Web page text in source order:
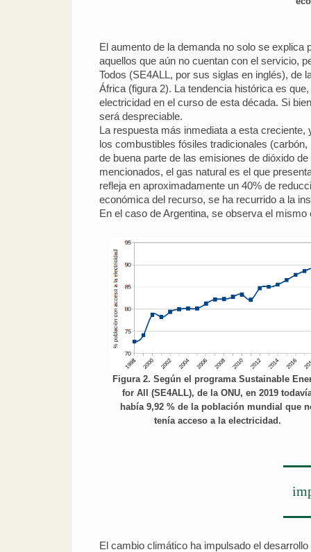
El aumento de la demanda no solo se
aquellos que aún no cuentan con el servicio,
Todos (SE4ALL, por sus siglas en inglés), de
África (figura 2). La tendencia histórica es
electricidad en el curso de esta década. Si
será despreciable.
La respuesta más inmediata a esta
los combustibles fósiles tradicionales
de buena parte de las emisiones de dióxido
mencionados, el gas natural es el que
refleja en aproximadamente un 40% de
económica del recurso, se ha recurrido a la
En el caso de Argentina, se observa el
Figura 2. Según el programa Sustainable
for All (SE4ALL), de la ONU, en 2019
había 9,92 % de la población mundial que
tenía acceso a la electricidad.
El cambio climático ha impulsado el